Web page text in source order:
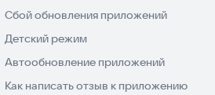
Сбой обновления приложений
Детский режим
Автообновление приложений
Как написать отзыв к приложению